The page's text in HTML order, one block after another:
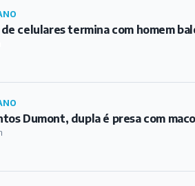
celulares termina com homem
Dumont, dupla é presa com